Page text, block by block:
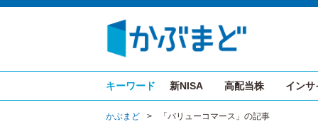
キーワード 新NISA 高配当株 インサ
かぶまど > 「バリューコマース」の記事